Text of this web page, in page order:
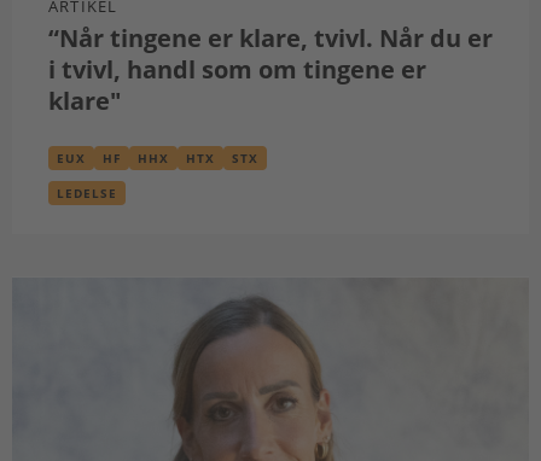
ARTIKEL
“Når tingene er klare, tvivl. Når du er
i tvivl, handl som om tingene er
klare"
EUX HF HHX HTX STX
LEDELSE